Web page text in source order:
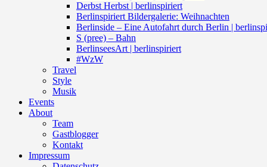
Derbst Herbst | berlinspiriert
Berlinspiriert Bildergalerie: Weihnachten
Berlinside – Eine Autofahrt durch Berlin |
S (pree) – Bahn
BerlinseesArt | berlinspiriert
#WzW
Travel
Style
Musik
Events
About
Team
Gastblogger
Kontakt
Impressum